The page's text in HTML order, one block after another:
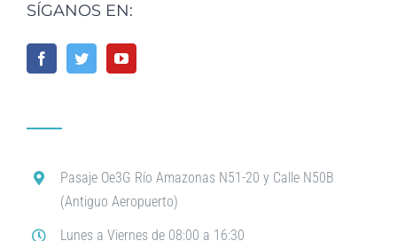
SÍGANOS EN:
Pasaje Oe3G Río Amazonas N51-20 y Calle N50B
(Antiguo Aeropuerto)
Lunes a Viernes de 08:00 a 16:30